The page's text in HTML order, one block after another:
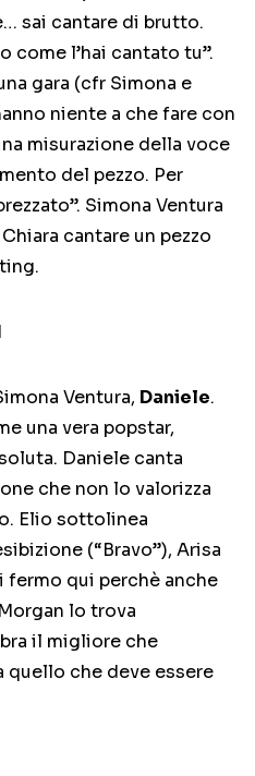
sai cantare di brutto.
come l’hai cantato tu”.
gara (cfr Simona e
niente a che fare con
misurazione della voce
del pezzo. Per
Simona Ventura
cantare un pezzo
Ventura, Daniele.
una vera popstar,
Daniele canta
che non lo valorizza
Elio sottolinea
(“Bravo”), Arisa
fermo qui perchè anche
lo trova
il migliore che
quello che deve essere